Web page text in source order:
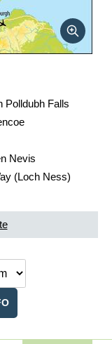
Polldubh Falls
Nevis
(Loch Ness)